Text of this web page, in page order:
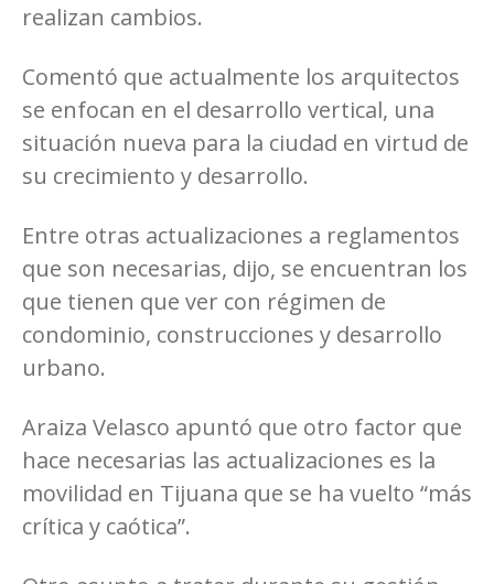
realizan cambios.
Comentó que actualmente los arquitectos
se enfocan en el desarrollo vertical, una
situación nueva para la ciudad en virtud de
su crecimiento y desarrollo.
Entre otras actualizaciones a reglamentos
que son necesarias, dijo, se encuentran los
que tienen que ver con régimen de
condominio, construcciones y desarrollo
urbano.
Araiza Velasco apuntó que otro factor que
hace necesarias las actualizaciones es la
movilidad en Tijuana que se ha vuelto “más
crítica y caótica”.